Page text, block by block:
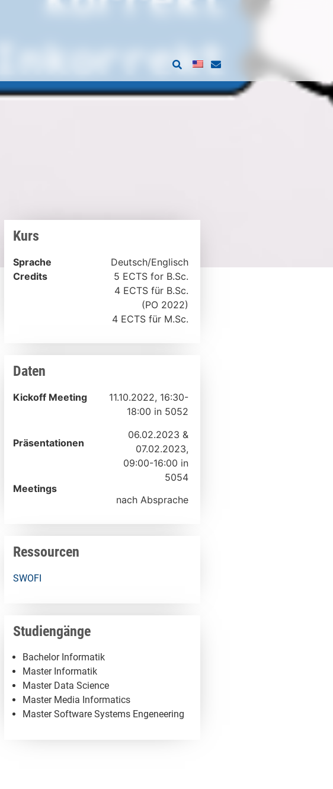
Kurs
Sprache
Credits
Deutsch/Englisch
5 ECTS for B.Sc.
4 ECTS für B.Sc.
(PO 2022)
4 ECTS für M.Sc.
Daten
Kickoff Meeting
Präsentationen
Meetings
11.10.2022, 16:30-
18:00 in 5052
06.02.2023 &
07.02.2023,
09:00-16:00 in
5054
nach Absprache
Ressourcen
SWOFI
Studiengänge
Bachelor Informatik
Master Informatik
Master Data Science
Master Media Informatics
Master Software Systems Engeneering